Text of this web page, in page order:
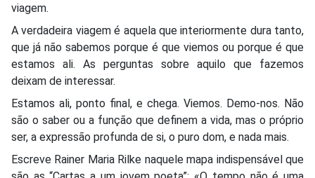
viagem.
A verdadeira viagem é aquela que interiormente dura tanto,
que já não sabemos porque é que viemos ou porque é que
estamos ali. As perguntas sobre aquilo que fazemos
deixam de interessar.
Estamos ali, ponto final, e chega. Viemos. Demo-nos. Não
são o saber ou a função que definem a vida, mas o próprio
ser, a expressão profunda de si, o puro dom, e nada mais.
Escreve Rainer Maria Rilke naquele mapa indispensável que